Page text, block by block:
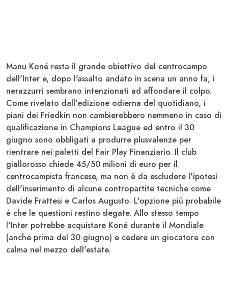
Manu Koné resta il grande obiettivo del centrocampo
dell'Inter e, dopo l'assalto andato in scena un anno fa, i
nerazzurri sembrano intenzionati ad affondare il colpo.
Come rivelato dall'edizione odierna del quotidiano, i
piani dei Friedkin non cambierebbero nemmeno in caso di
qualificazione in Champions League ed entro il 30
giugno sono obbligati a produrre plusvalenze per
rientrare nei paletti del Fair Play Finanziario. Il club
giallorosso chiede 45/50 milioni di euro per il
centrocampista francese, ma non è da escludere l'ipotesi
dell'inserimento di alcune contropartite tecniche come
Davide Frattesi e Carlos Augusto. L'opzione più probabile
è che le questioni restino slegate. Allo stesso tempo
l'Inter potrebbe acquistare Koné durante il Mondiale
(anche prima del 30 giugno) e cedere un giocatore con
calma nel mezzo dell'estate.